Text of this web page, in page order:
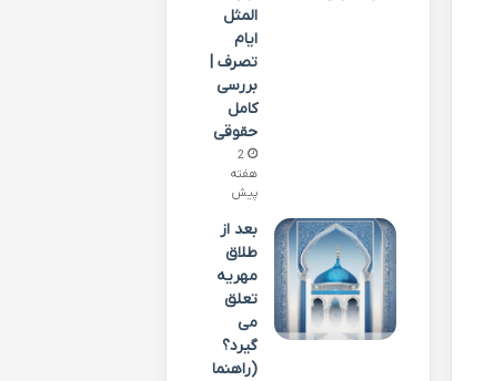
المثل
ایام
تصرف |
بررسی
کامل
حقوقی
2
هفته
پیش
بعد از
طلاق
مهریه
تعلق
می
گیرد؟
(راهنما